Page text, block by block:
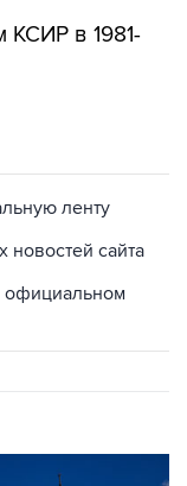
КСИР в 1981-
ленту
новостей сайта
официальном